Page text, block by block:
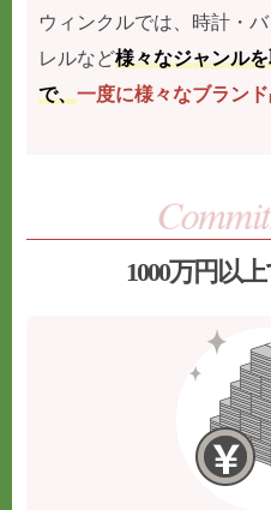
ウィンクルでは、時計・
レルなど様々なジャンル
で、一度に様々なブラン
1000万円以